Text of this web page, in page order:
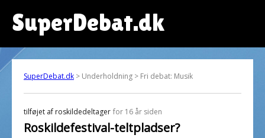
SuperDebat.dk
SuperDebat.dk > Underholdning > Fri debat: Musik
tilføjet af roskildedeltager for 16 år siden
Roskildefestival-teltpladser?